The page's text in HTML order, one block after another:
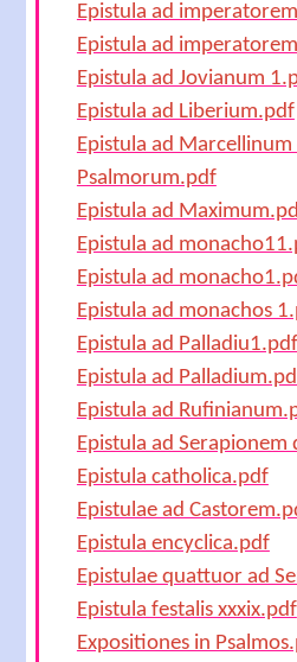
Epistula ad
Epistula ad
Epistula ad Jovianum
Epistula ad Liberium.pdf
Epistula ad
Psalmorum.pdf
Epistula ad
Epistula ad
Epistula ad
Epistula ad monachos
Epistula ad Palladiu1.pdf
Epistula ad
Epistula ad
Epistula ad
Epistula catholica.pdf
Epistulae ad
Epistula encyclica.pdf
Epistulae quattuor ad
Epistula festalis xxxix.pdf
Expositiones in